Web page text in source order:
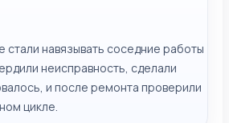
стали навязывать соседние работы
неисправность, сделали
и после ремонта проверили
цикле.